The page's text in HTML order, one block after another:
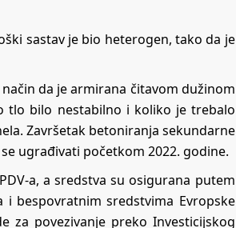
sastav je bio heterogen, tako da je
da je armirana čitavom dužinom
tlo bilo nestabilno i koliko je trebalo
Završetak betoniranja sekundarne
ugrađivati početkom 2022. godine.
a, a sredstva su osigurana putem
i bespovratnim sredstvima Evropske
za povezivanje preko Investicijskog